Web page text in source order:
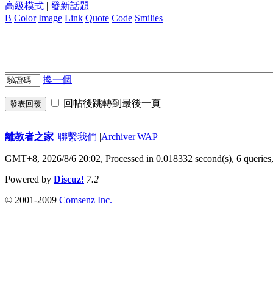
高級模式 | 發新話題
B Color Image Link Quote Code Smilies
換一個
發表回覆 回帖後跳轉到最後一頁
離教者之家 |聯繫我們 |Archiver|WAP
GMT+8, 2026/8/6 20:02, Processed in 0.018332 second(s), 6
Powered by Discuz! 7.2
© 2001-2009 Comsenz Inc.